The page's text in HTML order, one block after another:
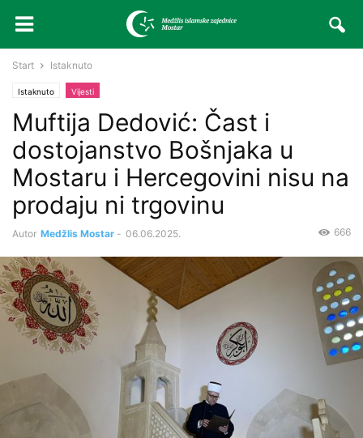
Start Istaknuto
Istaknuto Vijesti
Muftija Dedović: Čast i
dostojanstvo Bošnjaka u
Mostaru i Hercegovini nisu na
prodaju ni trgovinu
Autor Medžlis Mostar - 06.06.2025. 666